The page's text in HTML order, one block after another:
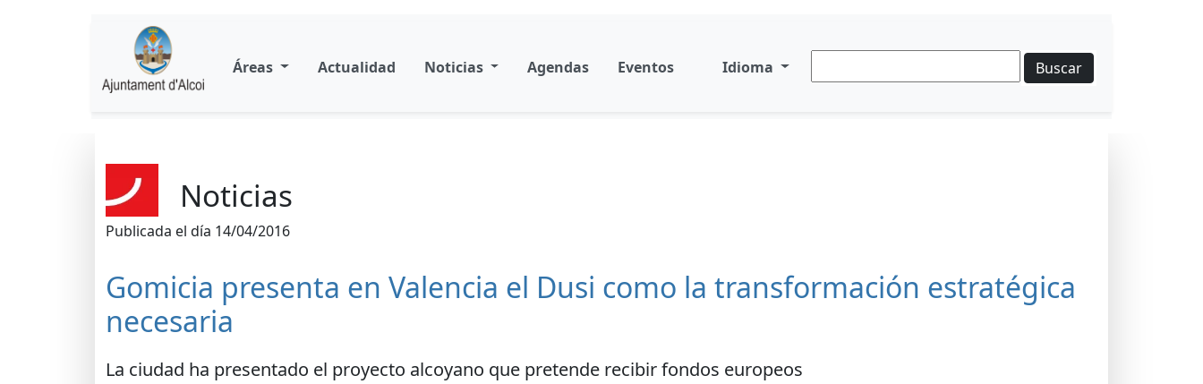
Áreas Actualidad Noticias Agendas Eventos Idioma Buscar
Noticias
Publicada el día 14/04/2016
Gomicia presenta en Valencia el Dusi como la transformación estratégica
necesaria
La ciudad ha presentado el proyecto alcoyano que pretende recibir fondos europeos